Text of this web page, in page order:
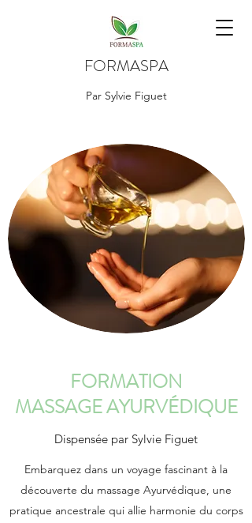
FORMASPA
Par Sylvie Figuet
FORMATION
MASSAGE AYURVÉDIQUE
Dispensée par Sylvie Figuet
Embarquez dans un voyage fascinant à la
découverte du massage Ayurvédique, une
pratique ancestrale qui allie harmonie du corps